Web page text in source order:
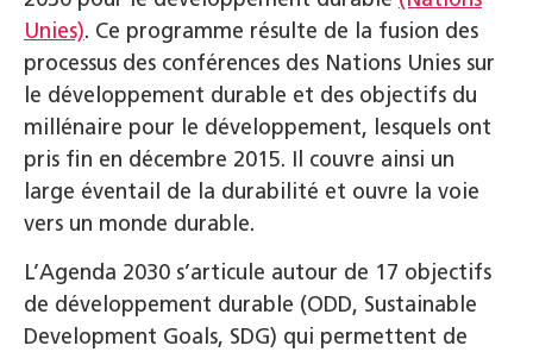
Unies). Ce programme résulte de la fusion des
processus des conférences des Nations Unies sur
le développement durable et des objectifs du
millénaire pour le développement, lesquels ont
pris fin en décembre 2015. Il couvre ainsi un
large éventail de la durabilité et ouvre la voie
vers un monde durable.
L’Agenda 2030 s’articule autour de 17 objectifs
de développement durable (ODD, Sustainable
Development Goals, SDG) qui permettent de